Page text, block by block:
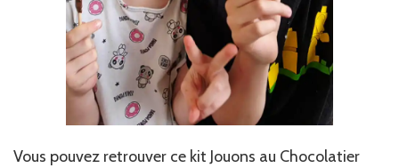
Vous pouvez retrouver ce kit Jouons au Chocolatier